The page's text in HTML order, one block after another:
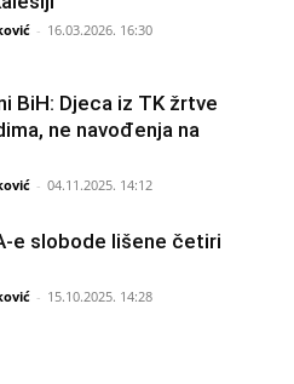
- 16.03.2026. 16:30
BiH: Djeca iz TK žrtve
ne navođenja na
- 04.11.2025. 14:12
e slobode lišene četiri
- 15.10.2025. 14:28